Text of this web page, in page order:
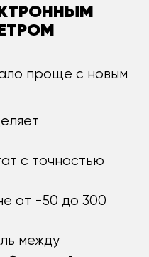
проще с новым
с точностью
от -50 до 300
между